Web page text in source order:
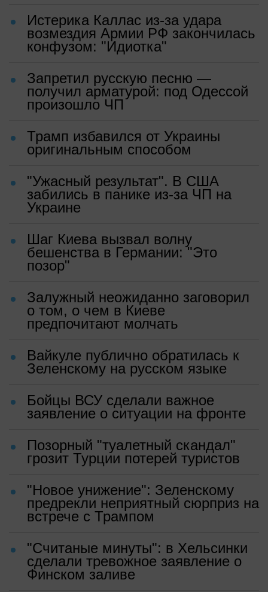
Истерика Каллас из-за удара
возмездия Армии РФ закончилась
конфузом: "Идиотка"
Запретил русскую песню —
получил арматурой: под Одессой
произошло ЧП
Трамп избавился от Украины
оригинальным способом
"Ужасный результат". В США
забились в панике из-за ЧП на
Украине
Шаг Киева вызвал волну
бешенства в Германии: "Это
позор"
Залужный неожиданно заговорил
о том, о чем в Киеве
предпочитают молчать
Вайкуле публично обратилась к
Зеленскому на русском языке
Бойцы ВСУ сделали важное
заявление о ситуации на фронте
Позорный "туалетный скандал"
грозит Турции потерей туристов
"Новое унижение": Зеленскому
предрекли неприятный сюрприз на
встрече с Трампом
"Считаные минуты": в Хельсинки
сделали тревожное заявление о
Финском заливе